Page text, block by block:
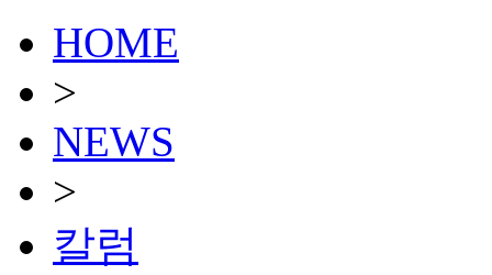
HOME
>
NEWS
>
칼럼